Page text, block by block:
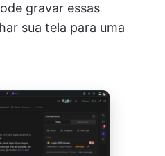
gravar essas
sua tela para uma